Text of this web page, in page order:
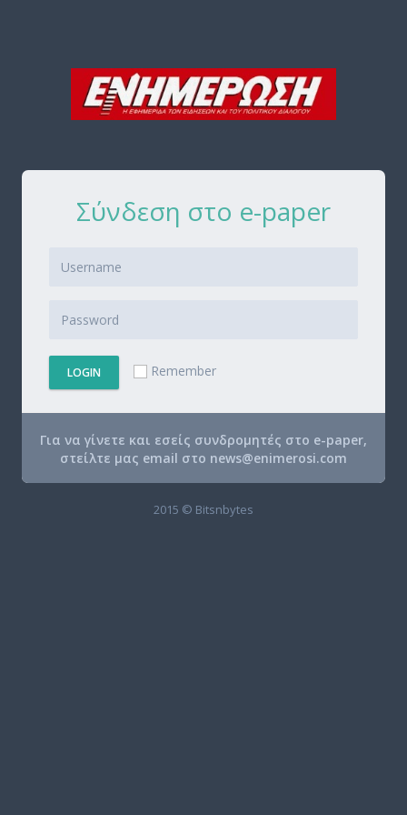
Σύνδεση στο e-paper
LOGIN Remember
Για να γίνετε και εσείς συνδρομητές στο e-paper,
στείλτε μας email στο news@enimerosi.com
2015 © Bitsnbytes